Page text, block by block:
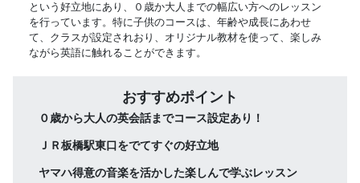
という好立地にあり、０歳か大人までの幅広い方へのレッスン
を行っています。特に子供のコースは、年齢や成長にあわせ
て、クラスが設定されおり、オリジナル教材を使って、楽しみ
ながら英語に触れることができます。
おすすめポイント
０歳から大人の英会話までコース設定あり！
ＪＲ板橋駅東口をでてすぐの好立地
ヤマハ得意の音楽を活かした楽しんで学ぶレッスン